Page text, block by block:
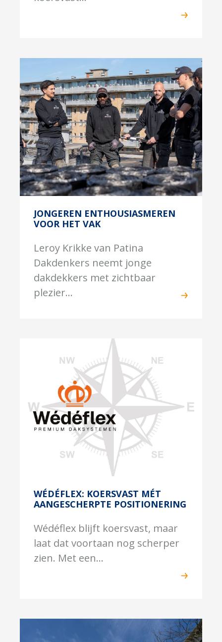
JONGEREN ENTHOUSIASMEREN
VOOR HET VAK
Leroy Krikke van Patina
Dakdenkers neemt jonge
dakdekkers met zichtbaar
plezier...
WÉDÉFLEX: KOERSVAST MÉT
AANGESCHERPTE POSITIONERING
Wédéflex blijft koersvast, maar
laat dat voortaan nog scherper
zien. Met een...